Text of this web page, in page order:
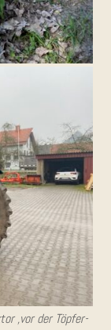
‚vor der Töp­fer­